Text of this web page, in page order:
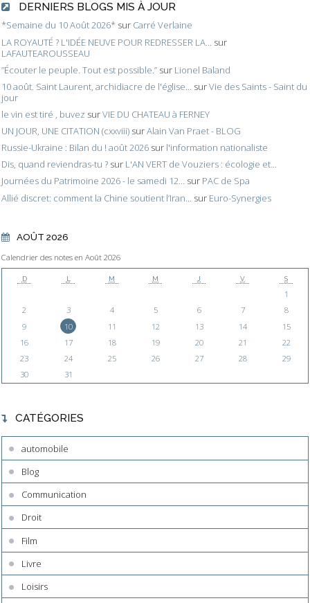
DERNIERS BLOGS MIS À JOUR
*Semaine du 10 Août 2026* sur Carré Verlaine
LA ROYAUTÉ ? L'IDÉE NEUVE POUR REDRESSER LA... sur
LAFAUTEAROUSSEAU
”Écouter le peuple. Tout est possible.” sur Lionel Baland
10 août. Saint Laurent, archidiacre de l'église... surVie des Saints - Saint du
jour
le vin est tiré , buvez surVIE DU CHATEAU à FERNEY
UN JOUR, UNE CITATION (cxxviii) surAlain Van Praet - BLOG
Russie-Ukraine : Bilan du ! août 2026 sur l'information nationaliste
Dis, quand reviendras-tu ? sur L'AN VERT de Vouziers : écologie et...
Journées du Patrimoine 2026 - le samedi 12... sur PAC de Spa
Allié discret: comment la Chine soutient l’Iran... sur Euro-Synergies
AOÛT 2026
Calendrier des notes en Août 2026
D L M M J V S
1
2
3 4 5 6 7
8
9
10 11 12 13 14
15
16
17 18 19 20 21
22
23
24 25 26 27 28
29
30
31
CATÉGORIES
automobile
Blog
Communication
Droit
Film
Livre
Loisirs